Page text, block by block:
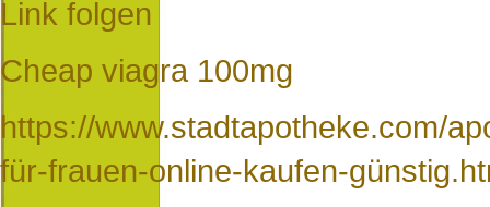
Link folgen
Cheap viagra 100mg
https://www.stadtapotheke.com/
für-frauen-online-kaufen-